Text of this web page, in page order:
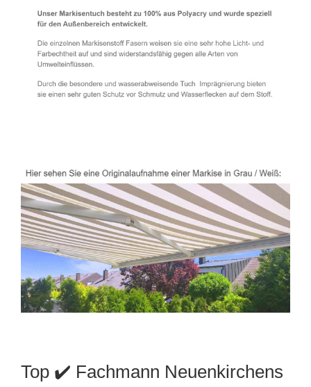
Top ✔️ Fachmann Neuenkirchens